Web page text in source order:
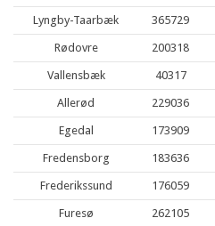
Lyngby-Taarbæk 365729
Rødovre 200318
Vallensbæk 40317
Allerød 229036
Egedal 173909
Fredensborg 183636
Frederikssund 176059
Furesø 262105